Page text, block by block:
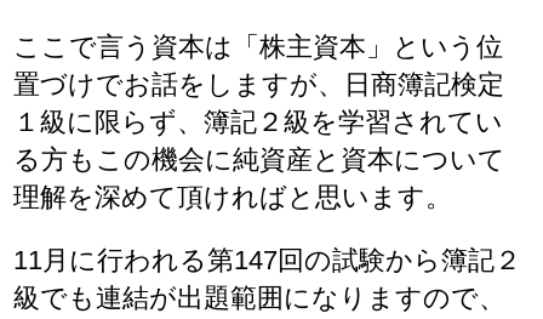
ここで言う資本は「株主資本」という位
置づけでお話をしますが、日商簿記検定
１級に限らず、簿記２級を学習されてい
る方もこの機会に純資産と資本について
理解を深めて頂ければと思います。
11月に行われる第147回の試験から簿記２
級でも連結が出題範囲になりますので、